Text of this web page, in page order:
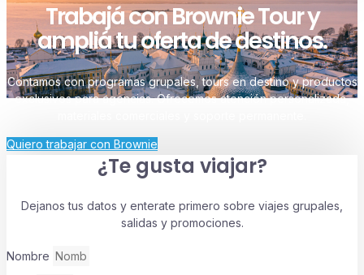
Trabajá con Brownie Tour y
ampliá tu oferta de destinos.
Contamos con programas grupales, tours en destino y productos
exclusivos para agencias. Ofrecemos atención personalizada,
Quiero trabajar con Brownie
¿Te gusta viajar?
Dejanos tus datos y enterate primero sobre viajes grupales,
salidas y promociones.
Nombre